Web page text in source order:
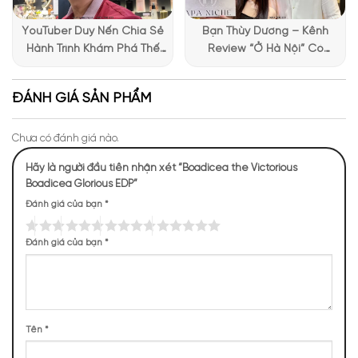
YouTuber Duy Nến Chia Sẻ
Hành Trình Khám Phá Thế
Bạn Thùy Dương – Kênh
Review “Ở Hà Nội” Có
ĐÁNH GIÁ SẢN PHẨM
Chưa có đánh giá nào.
Hãy là người đầu tiên nhận xét “Boadicea the Victorious
Boadicea Glorious EDP”
Đánh giá của bạn *
Đánh giá của bạn *
Tên *